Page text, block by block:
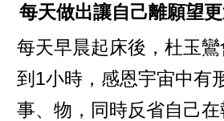
每天做出讓自己離願望
每天早晨起床後，杜玉
到1小時，感恩宇宙中有
事、物，同時反省自己